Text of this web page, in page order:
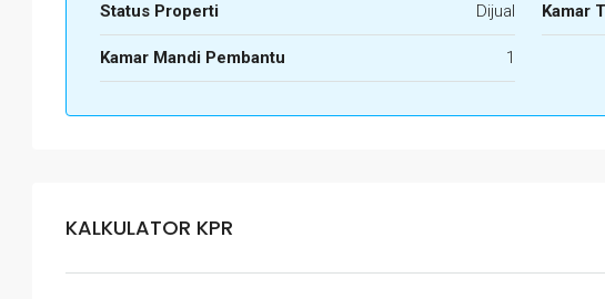
Status Properti Dijual Kamar
Kamar Mandi Pembantu 1
KALKULATOR KPR